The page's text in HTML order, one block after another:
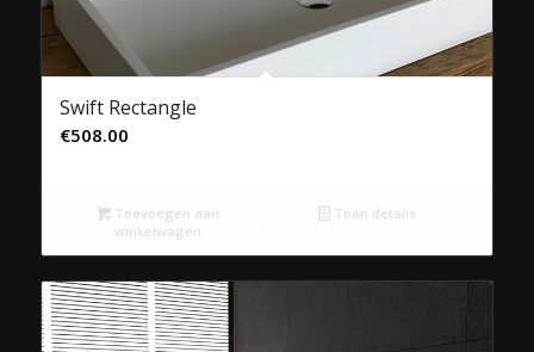
Swift Rectangle
€508.00
Toevoegen aan
winkelwagen
Toon details